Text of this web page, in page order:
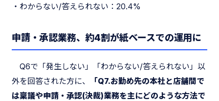
・わからない/答えられない：20.4%
申請・承認業務、約4割が紙ベースでの運用に
Q6で「発生しない」「わからない/答えられない」以
外を回答された方に、
「Q7.お勤め先の本社と店舗間で
は稟議や申請・承認(決裁)業務を主にどのような方法で